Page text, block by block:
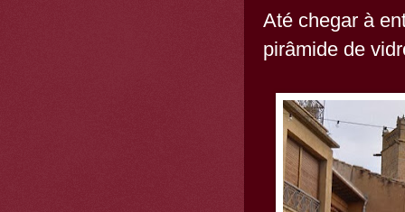
Até chegar à
pirâmide de